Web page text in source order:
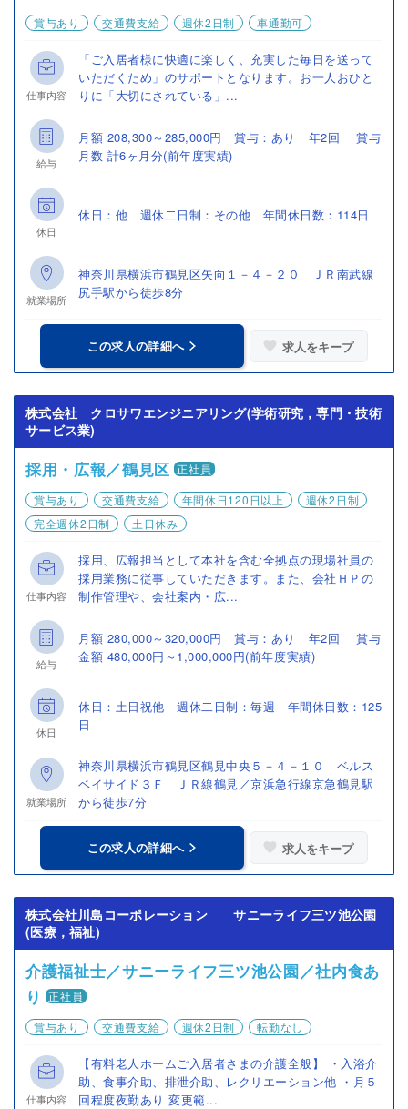
賞与あり
交通費支給 週休2日制 車通勤可
仕事内容
「ご入居者様に快適に楽しく、充実した毎日を送って
いただくため」のサポートとなります。お一人おひと
りに「大切にされている」...
給与
月額 208,300～285,000円 賞与：あり 年2回 賞与
月数 計6ヶ月分(前年度実績)
休日
休日：他 週休二日制：その他 年間休日数：114日
就業場所
神奈川県横浜市鶴見区矢向１－４－２０ ＪＲ南武線
尻手駅から徒歩8分
この求人の詳細へ 求人をキープ
株式会社 クロサワエンジニアリング(学術研究，専門・技術
サービス業)
採用・広報／鶴見区 正社員
賞与あり
交通費支給 年間休日120日以上
週休2日制
完全週休2日制
土日休み
仕事内容
採用、広報担当として本社を含む全拠点の現場社員の
採用業務に従事していただきます。また、会社ＨＰの
制作管理や、会社案内・広...
給与
月額 280,000～320,000円 賞与：あり 年2回 賞与
金額 480,000円～1,000,000円(前年度実績)
休日
休日：土日祝他 週休二日制：毎週 年間休日数：125
日
就業場所
神奈川県横浜市鶴見区鶴見中央５－４－１０ ベルス
ベイサイド３Ｆ ＪＲ線鶴見／京浜急行線京急鶴見駅
から徒歩7分
この求人の詳細へ 求人をキープ
株式会社川島コーポレーション サニーライフ三ツ池公園
(医療，福祉)
介護福祉士／サニーライフ三ツ池公園／社内食あ
り
正社員
賞与あり
交通費支給 週休2日制 転勤なし
仕事内容
【有料老人ホームご入居者さまの介護全般】 ・入浴介
助、食事介助、排泄介助、レクリエーション他 ・月５
回程度夜勤あり 変更範...